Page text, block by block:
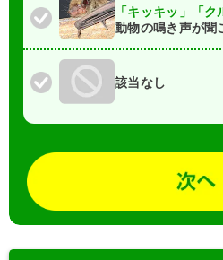
「キッキッ」「ク
動物の鳴き声が聞
該当なし